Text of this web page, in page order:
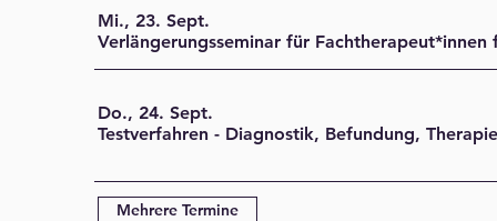
Mi., 23. Sept.
Do., 24. Sept.
Mehrere Termine